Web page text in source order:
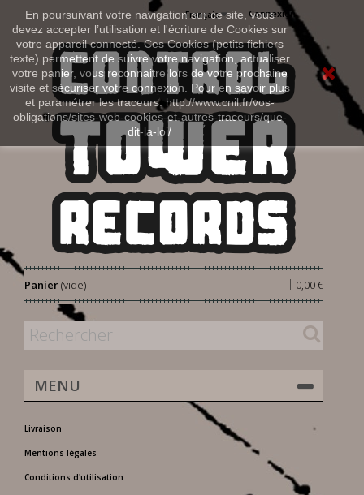
En poursuivant votre navigation sur ce site, vous
devez accepter l’utilisation et l'écriture de Cookies sur
votre appareil connecté. Ces Cookies (petits fichiers
texte) permettent de suivre votre navigation, actualiser
votre panier, vous reconnaitre lors de votre prochaine
visite et sécuriser votre connexion. Pour en savoir plus
et paramétrer les traceurs: http://www.cnil.fr/vos-
obligations/sites-web-cookies-et-autres-traceurs/que-
dit-la-loi/
Connexion
Français
Panier 0,00 €
|
(vide)
MENU
Livraison
Mentions légales
Conditions d'utilisation